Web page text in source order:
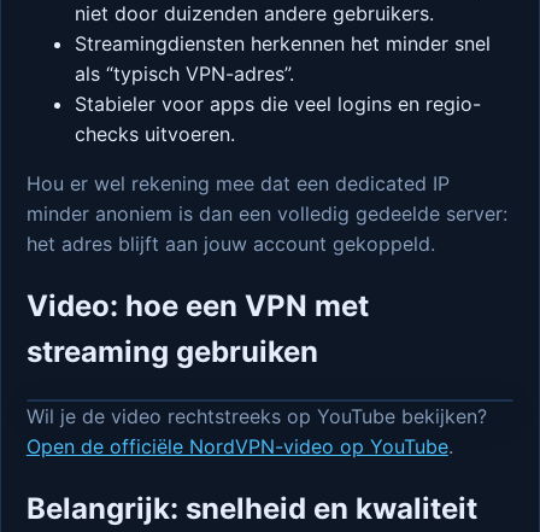
niet door duizenden andere gebruikers.
Streamingdiensten herkennen het minder snel
als “typisch VPN-adres”.
Stabieler voor apps die veel logins en regio-
checks uitvoeren.
Hou er wel rekening mee dat een dedicated IP
minder anoniem is dan een volledig gedeelde server:
het adres blijft aan jouw account gekoppeld.
Video: hoe een VPN met
streaming gebruiken
Wil je de video rechtstreeks op YouTube bekijken?
Open de officiële NordVPN-video op YouTube.
Belangrijk: snelheid en kwaliteit